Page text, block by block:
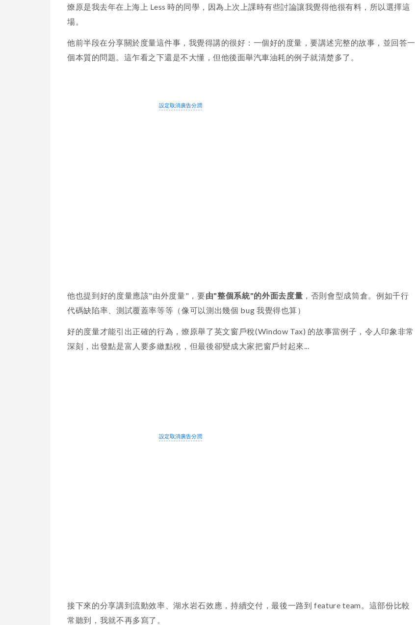
燎原是我去年在上海上 Less 時的同學，因為上次上課時有些討論讓我覺得他很有料，所以選擇這
場。
他前半段在分享關於度量這件事，我覺得講的很好：一個好的度量，要講述完整的故事，並回答一
個本質的問題。這乍看之下還是不大懂，但他後面舉汽車油耗的例子就清楚多了。
設定取消廣告分潤
他也提到好的度量應該"由外度量"，要由"整個系統"的外面去度量 ，否則會型成筒倉。例如千行
代碼缺陷率、測試覆蓋率等等（像可以測出幾個 bug 我覺得也算）
好的度量才能引出正確的行為，燎原舉了英文窗戶稅(Window Tax) 的故事當例子，令人印象非常
深刻，出發點是富人要多繳點稅，但最後卻變成大家把窗戶封起來...
設定取消廣告分潤
接下來的分享講到流動效率、湖水岩石效應，持續交付，最後一路到 feature team。這部份比較
常聽到，我就不再多寫了。